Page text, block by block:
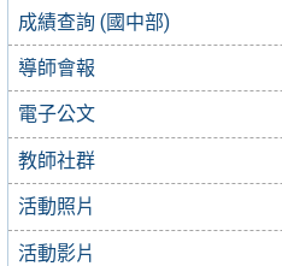
成績查詢 (國中部)
導師會報
電子公文
教師社群
活動照片
活動影片